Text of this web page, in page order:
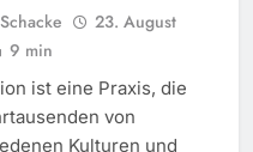
23. August
9 min
ist eine Praxis, die
von
Kulturen und